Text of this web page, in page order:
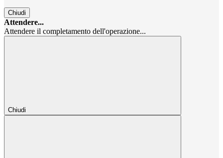
Chiudi
Attendere...
Attendere il completamento dell'operazione...
Chiudi